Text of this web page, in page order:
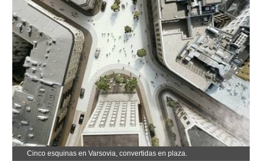
Cinco esquinas en Varsovia, convertidas en plaza.